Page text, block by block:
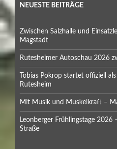
NEUESTE BEITRÄGE
Zwischen Salzhalle und
Magstadt
Rutesheimer Autoschau 2026
Tobias Pokrop startet offiziell
Rutesheim
Mit Musik und Muskelkraft –
Leonberger Frühlingstage
Straße